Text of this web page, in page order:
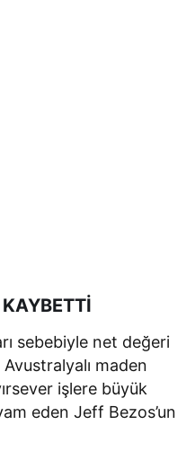
sebebiyle net değeri
maden
işlere büyük
eden Jeff Bezos’un